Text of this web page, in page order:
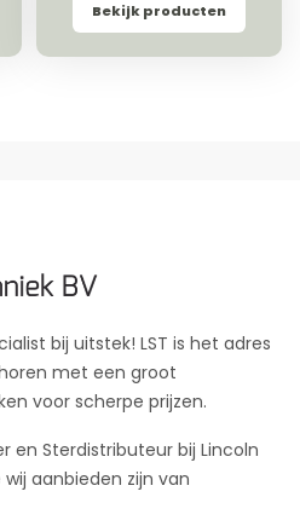
Bekijk producten
bij uitstek! LST is het adres
met een groot
voor scherpe prijzen.
en Sterdistributeur bij Lincoln
aanbieden zijn van